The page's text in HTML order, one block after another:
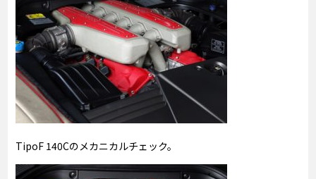
TipoF 140Cのメカニカルチェック。